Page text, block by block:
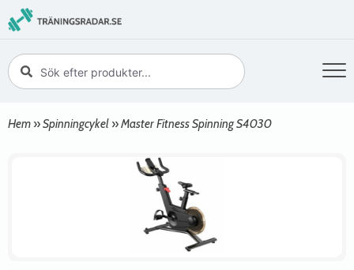
Hem »Spinningcykel »Master Fitness Spinning S4030